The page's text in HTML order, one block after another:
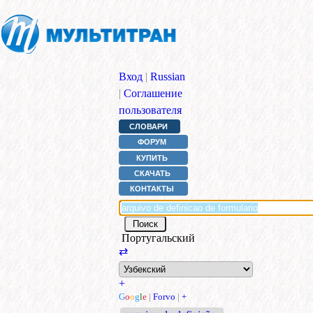
Вход | Russian
| Соглашение
пользователя
СЛОВАРИ
ФОРУМ
КУПИТЬ
СКАЧАТЬ
КОНТАКТЫ
Португальский
⇄
+
Google | Forvo | +